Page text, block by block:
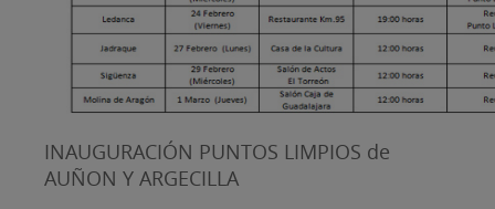
INAUGURACIÓN PUNTOS LIMPIOS de
AUÑON Y ARGECILLA